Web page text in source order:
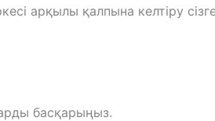
арқылы қалпына келтіру
басқарыңыз.